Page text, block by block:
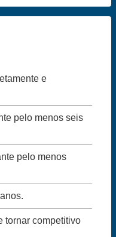
e
pelo menos seis
pelo menos
tornar competitivo